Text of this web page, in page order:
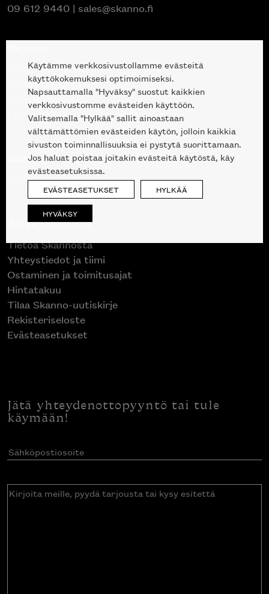
09 612 9440 | sales@skanno.fi
Tuotteet
Suunnittelupalvelu
Projektimyynti
Liike Helsingin keskustassa
Outlet
Poistuvat mallikappaleet
Asiakaspalvelu
Tietoa Skannosta
Yhteystiedot ja tiimi
Ostaminen ja toimitusajat
Hintatakuu
Tilaa Skanno-uutiskirje
Rekisteriseloste
Evästeasetukset
Jätä yhteydenottopyyntö tai tule
käymään!
Sähköpostiosoite(Pakollinen)
Kirjoita
Käytämme verkkosivustollamme evästeitä
käyttökokemuksesi optimoimiseksi.
Napsauttamalla "Hyväksy" suostut kaikkien
verkkosivustomme evästeiden käyttöön.
Valitsemalla "Hylkää" sallit ainoastaan
välttämättömien evästeiden käytön, jolloin kaikkia
sivuston toiminnallisuuksia ei pystytä suorittamaan.
Jos haluat poistaa joitakin evästeitä käytöstä, käy
evästeasetuksissa.
EVÄSTEASETUKSET HYLKÄÄ
HYVÄKSY